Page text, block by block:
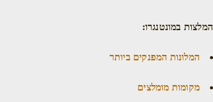
המלצות במונטנגרו:
המלונות המפנקים ביותר
מקומות מומלצים